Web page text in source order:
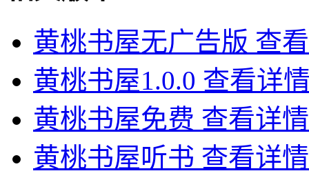
黄桃书屋无广告版 查
黄桃书屋1.0.0 查看详
黄桃书屋免费 查看详情
黄桃书屋听书 查看详情